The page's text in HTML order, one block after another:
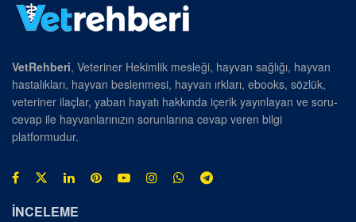
VetRehberi, Veteriner Hekimlik mesleği, hayvan sağlığı, hayvan
hastalıkları, hayvan beslenmesi, hayvan ırkları, ebooks, sözlük,
veteriner ilaçlar, yaban hayatı hakkında içerik yayınlayan ve soru-
cevap ile hayvanlarınızın sorunlarına cevap veren bilgi
platformudur.
İNCELEME